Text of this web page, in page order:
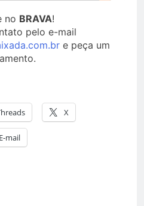
no BRAVA!
pelo e-mail
e peça um
X
E-mail